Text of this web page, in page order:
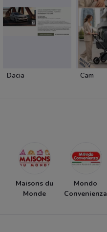
Dacia Cam
Maisons du
Monde
Mondo
Convenienza